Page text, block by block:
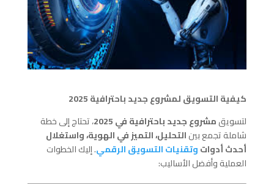
كيفية التسويق لمشروع جديد باحترافية 2025
لتسويقمشروع جديد باحترافية في 2025
، تحتاج إلى خطة
شاملة تجمع بينالتحليل، التميز في الهوية، واستغلال
أحدث أدواتوتقنيات التسويق الرقمي. إليك الخطوات
العملية وأفضل الأساليب: